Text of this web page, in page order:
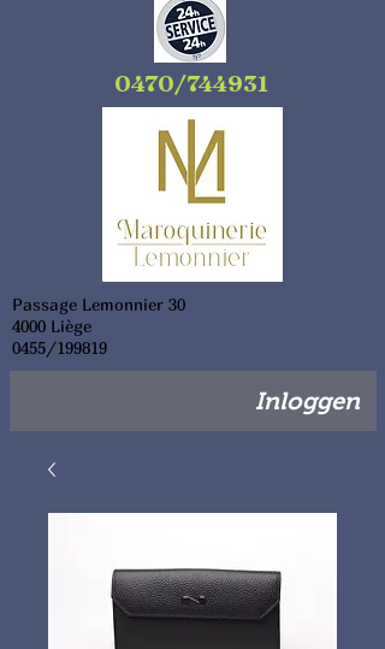
0470/744931
Passage Lemonnier 30
4000 Liège
0455/199819
Inloggen